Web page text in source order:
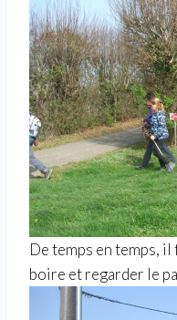
De temps en temps,
boire et regarder le